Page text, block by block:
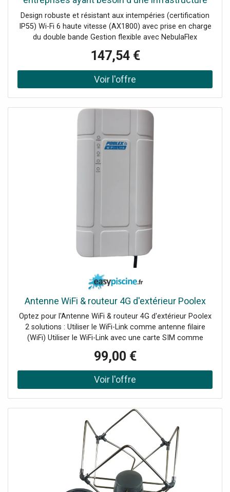
réseau fiable et facile à gérer en extérieur.
Design robuste et résistant aux intempéries (certification
IP55) Wi-Fi 6 haute vitesse (AX1800) avec prise en charge
du double bande Gestion flexible avec NebulaFlex
Antennes externes amovibles pour un ajustement optimal
Alimentation via PoE+ avec injecteur inclus
147,54 €
Antenne WiFi & routeur 4G d'extérieur Poolex
Optez pour l'Antenne WiFi & routeur 4G d'extérieur Poolex
2 solutions : Utiliser le WiFi-Link comme antenne filaire
(WiFi) Utiliser le WiFi-Link avec une carte SIM comme
à internet tous vos appareils autour de la piscine !
Connectez jusqu'à 25 appareils : tous les objets
connectés de votre piscine, et bien plus. Grande portée de
20 à 50 mètres : pour couvrir une grande zone autour de
Routeur 4G : connectez tous vos objets au WiFi via votre
box internet avec un câble, ou en 4G avec une carte
Nano- SIM. Offre un débit jusqu'à 150Mbps : WiFi-Link
déploie un signal WiFi 2.4GHz et offre une connexion de
grande qualité. Norme d'étanchéité Waterproof IPX6 :
votre WiFi-Link est protégé de l'humidité et des
éclaboussures pour une installation extérieure. [fsm
display="image" ids="1267" link="0"] Garantie 2 ans Atouts
99,00 €